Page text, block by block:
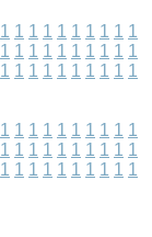
1 1 1 1 1 1 1 1 1 1
1 1 1 1 1 1 1 1 1 1
1 1 1 1 1 1 1 1 1 1
1 1 1 1 1 1 1 1 1 1
1 1 1 1 1 1 1 1 1 1
1 1 1 1 1 1 1 1 1 1